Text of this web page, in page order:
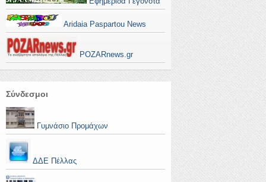
Aridaia Paspartou News
POZARnews.gr
Σύνδεσμοι
Γυμνάσιο Προμάχων
ΔΔΕ Πέλλας